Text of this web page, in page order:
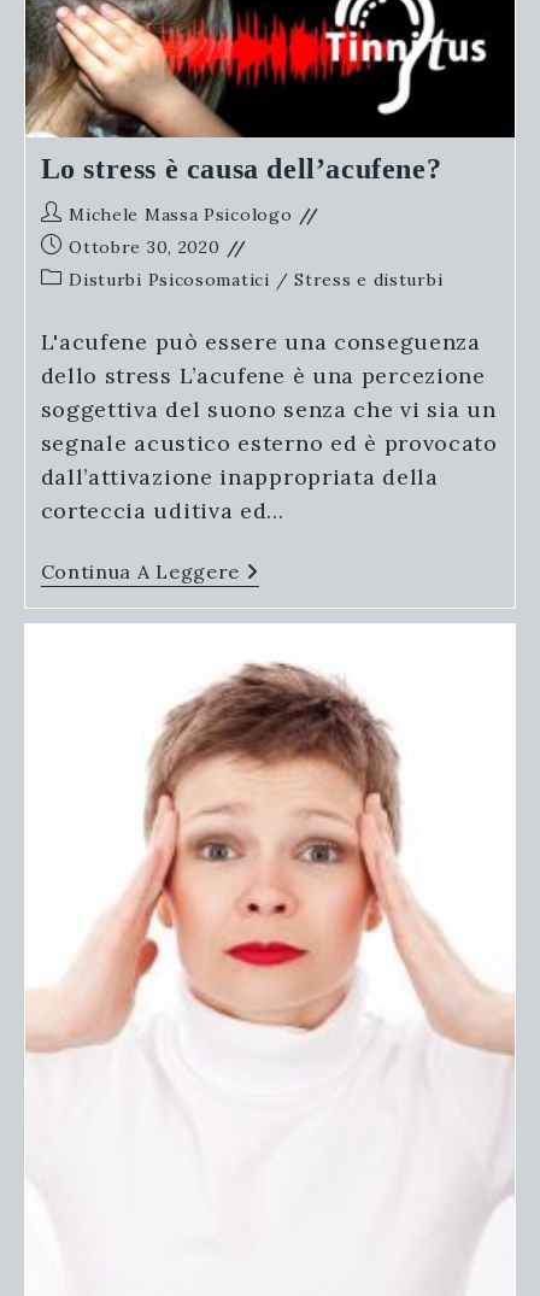
Ed
I
Sintomi?
Come
Affrontarlo?
Lo stress è causa dell’acufene?
Autore
dell'articolo:
Michele Massa Psicologo
Articolo
pubblicato:
Ottobre 30, 2020
Categoria
Disturbi Psicosomatici / Stress e disturbi
L'acufene può essere una conseguenza
dello stress L’acufene è una percezione
soggettiva del suono senza che vi sia un
segnale acustico esterno ed è provocato
dall’attivazione inappropriata della
corteccia uditiva ed…
Continua A Leggere Lo
Stress
È
Causa